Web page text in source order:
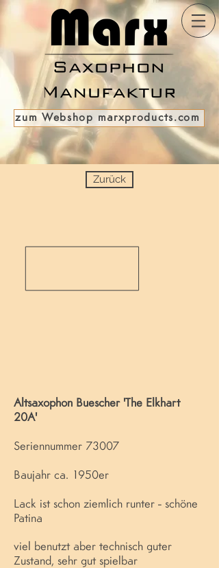
zum Webshop marxproducts.com
Zurück
Altsaxophon Buescher 'The Elkhart
20A'
Seriennummer 73007
Baujahr ca. 1950er
Lack ist schon ziemlich runter - schöne
Patina
viel benutzt aber technisch guter
Zustand, sehr gut spielbar